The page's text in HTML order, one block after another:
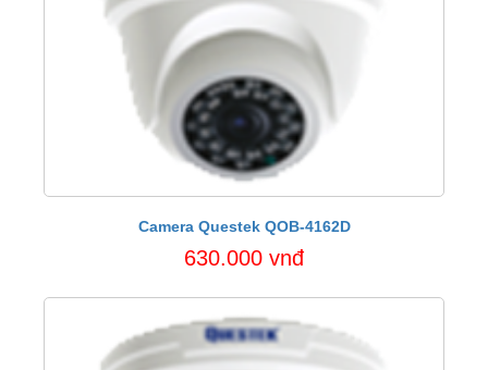
Camera Questek QOB-4162D
630.000 vnđ